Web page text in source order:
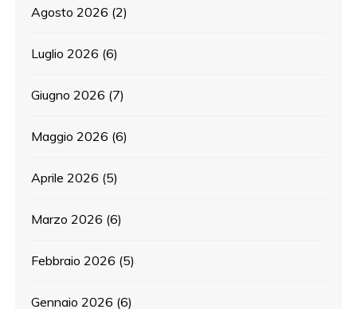
Agosto 2026 (2)
Luglio 2026 (6)
Giugno 2026 (7)
Maggio 2026 (6)
Aprile 2026 (5)
Marzo 2026 (6)
Febbraio 2026 (5)
Gennaio 2026 (6)